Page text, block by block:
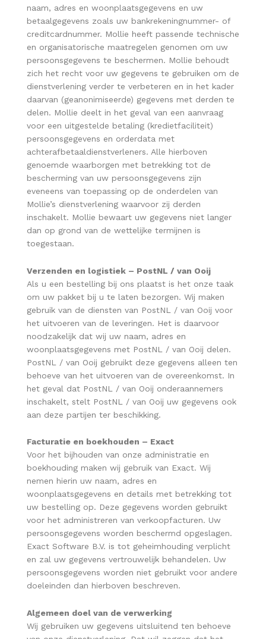
naam, adres en woonplaatsgegevens en uw
betaalgegevens zoals uw bankrekeningnummer- of
creditcardnummer. Mollie heeft passende technische
en organisatorische maatregelen genomen om uw
persoonsgegevens te beschermen. Mollie behoudt
zich het recht voor uw gegevens te gebruiken om de
dienstverlening verder te verbeteren en in het kader
daarvan (geanonimiseerde) gegevens met derden te
delen. Mollie deelt in het geval van een aanvraag
voor een uitgestelde betaling (kredietfaciliteit)
persoonsgegevens en orderdata met
achterafbetaaldienstverleners. Alle hierboven
genoemde waarborgen met betrekking tot de
bescherming van uw persoonsgegevens zijn
eveneens van toepassing op de onderdelen van
Mollie’s dienstverlening waarvoor zij derden
inschakelt. Mollie bewaart uw gegevens niet langer
dan op grond van de wettelijke termijnen is
toegestaan.
Verzenden en logistiek – PostNL / van Ooij
Als u een bestelling bij ons plaatst is het onze taak
om uw pakket bij u te laten bezorgen. Wij maken
gebruik van de diensten van PostNL / van Ooij voor
het uitvoeren van de leveringen. Het is daarvoor
noodzakelijk dat wij uw naam, adres en
woonplaatsgegevens met PostNL / van Ooij delen.
PostNL / van Ooij gebruikt deze gegevens alleen ten
behoeve van het uitvoeren van de overeenkomst. In
het geval dat PostNL / van Ooij onderaannemers
inschakelt, stelt PostNL / van Ooij uw gegevens ook
aan deze partijen ter beschikking.
Facturatie en boekhouden – Exact
Voor het bijhouden van onze administratie en
boekhouding maken wij gebruik van Exact. Wij
nemen hierin uw naam, adres en
woonplaatsgegevens en details met betrekking tot
uw bestelling op. Deze gegevens worden gebruikt
voor het administreren van verkoopfacturen. Uw
persoonsgegevens worden beschermd opgeslagen.
Exact Software B.V. is tot geheimhouding verplicht
en zal uw gegevens vertrouwelijk behandelen. Uw
persoonsgegevens worden niet gebruikt voor andere
doeleinden dan hierboven beschreven.
Algemeen doel van de verwerking
Wij gebruiken uw gegevens uitsluitend ten behoeve